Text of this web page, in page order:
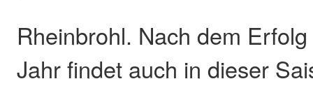
Rheinbrohl. Nach dem
Jahr findet auch in dieser